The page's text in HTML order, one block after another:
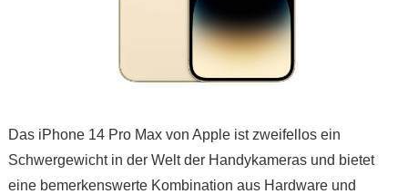
Das iPhone 14 Pro Max von Apple ist zweifellos ein
Schwergewicht in der Welt der Handykameras und bietet
eine bemerkenswerte Kombination aus Hardware und